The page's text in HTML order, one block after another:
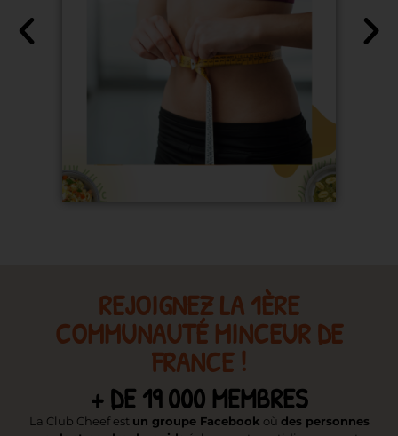
REJOIGNEZ LA 1ÈRE
COMMUNAUTÉ MINCEUR DE
FRANCE !
+ DE 19 000 MEMBRES
La Club Cheef est un groupe Facebook où des personnes